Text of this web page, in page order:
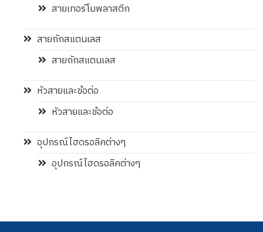
สายเทอร์โมพลาสติก
สายถักสแตนเลส
สายถักสแตนเลส
หัวสายและข้อต่อ
หัวสายและข้อต่อ
อุปกรณ์ไฮดรอลิคต่างๆ
อุปกรณ์ไฮดรอลิคต่างๆ